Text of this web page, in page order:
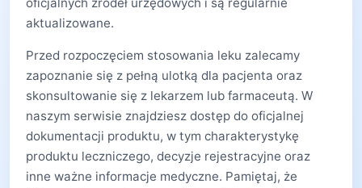
aktualizowane.
Przed rozpoczęciem stosowania leku zalecamy
zapoznanie się z pełną ulotką dla pacjenta oraz
skonsultowanie się z lekarzem lub farmaceutą. W
naszym serwisie znajdziesz dostęp do oficjalnej
dokumentacji produktu, w tym charakterystykę
produktu leczniczego, decyzje rejestracyjne oraz
inne ważne informacje medyczne. Pamiętaj, że